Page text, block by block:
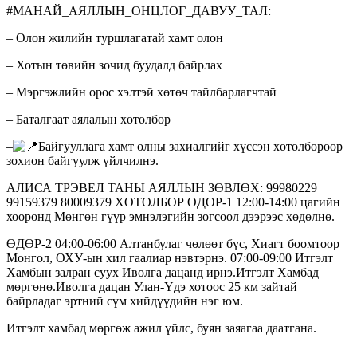
#МАНАЙ_АЯЛЛЫН_ОНЦЛОГ_ДАВУУ_ТАЛ:
– Олон жилийн туршлагатай хамт олон
– Хотын төвийн зочид буудалд байрлах
– Мэргэжлийн орос хэлтэй хөтөч тайлбарлагчтай
– Баталгаат аялалын хөтөлбөр
–
Байгууллага хамт олны захиалгийг хүссэн хөтөлбөрөөр
зохион байгуулж үйлчилнэ.
АЛИСА ТРЭВЕЛ ТАНЫ АЯЛЛЫН ЗӨВЛӨХ: 99980229
99159379 80009379 ХӨТӨЛБӨР ӨДӨР-1 12:00-14:00 цагийн
хооронд Мөнгөн гүүр эмнэлэгийн зогсоол дээрээс хөдөлнө.
ӨДӨР-2 04:00-06:00 Алтанбулаг чөлөөт бүс, Хиагт боомтоор
Монгол, ОХУ-ын хил гаалиар нэвтэрнэ. 07:00-09:00 Итгэлт
Хамбын залран суух Иволга дацанд ирнэ.Итгэлт Хамбад
мөргөнө.Иволга дацан Улан-Үдэ хотоос 25 км зайтай
байрладаг эртний сүм хийдүүдийн нэг юм.
Итгэлт хамбад мөргөж ажил үйлс, буян заяагаа даатгана.